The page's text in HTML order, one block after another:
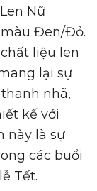
Nữ
màu Đen/Đỏ.
liệu len
lại sự
nhã,
kế với
này là sự
các buổi
Tết.